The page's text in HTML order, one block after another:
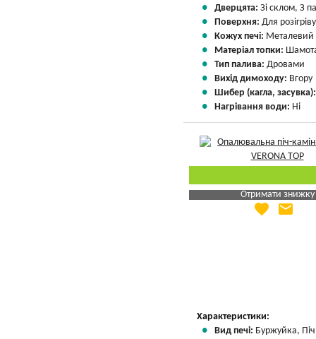
Дверцята: Зі склом, З
Поверхня: Для розігріву
Кожух печі: Металевий
Матеріал топки:
Тип палива: Дровами
Вихід димоходу: Вгору
Шибер (кагла,
Нагрівання води: Ні
Отримати знижку
Яка Ваша ціна
favorite email
Характеристики:
Вид печі: Буржуйка,